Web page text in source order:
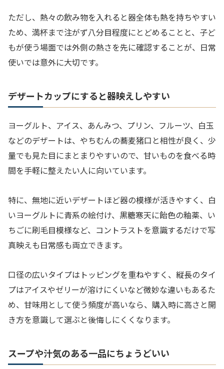
ただし、熱々の飲み物を入れると器全体も熱を持ちやすい
ため、満杯まで注がず八分目程度にとどめることと、子ど
もが使う場面では外側の熱さを先に確認することが、日常
使いでは意外に大切です。
デザートカップにすると器映えしやすい
ヨーグルト、アイス、あんみつ、プリン、フルーツ、白玉
などのデザートは、やちむんの蕎麦猪口と相性が良く、少
量でも見た目にまとまりやすいので、甘いものを食べる時
間を手軽に整えたい人に向いています。
特に、無地に近いデザートほど器の模様が活きやすく、白
いヨーグルトに青系の絵付け、黒糖寒天に飴色の釉薬、い
ちごに刷毛目模様など、コントラストを意識するだけで写
真映えも日常感も両立できます。
口径の広いタイプはトッピングを重ねやすく、縦長のタイ
プはアイスやゼリーが溶けにくいなど微妙な違いもあるた
め、甘味用として使う頻度が高いなら、購入時に高さと開
き方を意識して選ぶと後悔しにくくなります。
スープや汁気のある一品にちょうどいい